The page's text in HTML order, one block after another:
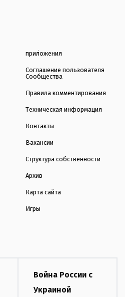
приложения
Соглашение пользователя
Сообщества
Правила комментирования
Техническая информация
Контакты
Вакансии
Структура собственности
Архив
Карта сайта
Игры
Война России с
Украиной